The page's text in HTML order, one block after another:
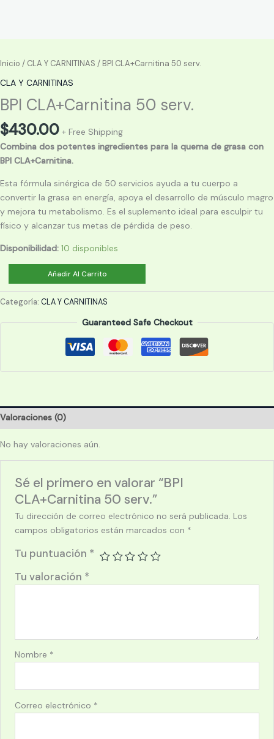
Inicio / CLA Y CARNITINAS / BPI CLA+Carnitina 50 serv.
CLA Y CARNITINAS
BPI CLA+Carnitina 50 serv.
$430.00 + Free Shipping
Combina dos potentes ingredientes para la quema de grasa con
BPI CLA+Carnitina.
Esta fórmula sinérgica de 50 servicios ayuda a tu cuerpo a
convertir la grasa en energía, apoya el desarrollo de músculo magro
y mejora tu metabolismo. Es el suplemento ideal para esculpir tu
físico y alcanzar tus metas de pérdida de peso.
Disponibilidad: 10 disponibles
CLA+Carnitina
50
cantidad
Añadir Al Carrito
Categoría: CLA Y CARNITINAS
Guaranteed Safe Checkout
Valoraciones (0)
No hay valoraciones aún.
Sé el primero en valorar “BPI
CLA+Carnitina 50 serv.”
Tu dirección de correo electrónico no será publicada. Los
campos obligatorios están marcados con *
Tu puntuación *
Tu valoración *
Nombre *
Correo electrónico *